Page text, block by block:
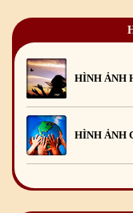
Mừng Xuân Canh Tý
Chúc mừng Giáng sinh
Mừng Xuân Kỷ Hợi
Chúc mừng Giáng
Mừng Xuân Bính Ngọ
Chúc mừng Giáng
HÌNH ẢNH
HÌNH ẢNH